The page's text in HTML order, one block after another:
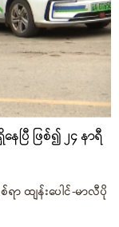
ပြီ ဖြစ်၍ ၂၄ နာရီ
ထျန်းပေါင်-မာလီပို